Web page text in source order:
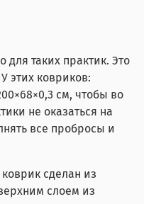
для таких практик. Это
этих ковриков:
см, чтобы во
не оказаться на
все пробросы и
сделан из
слоем из